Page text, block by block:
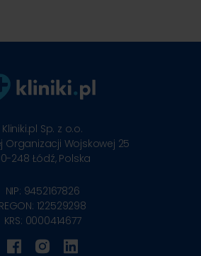
Kliniki.pl Sp. z o.o.
Organizacji Wojskowej 25
248 Łódź, Polska
NIP: 9452167826
REGON: 122529298
KRS: 0000414677